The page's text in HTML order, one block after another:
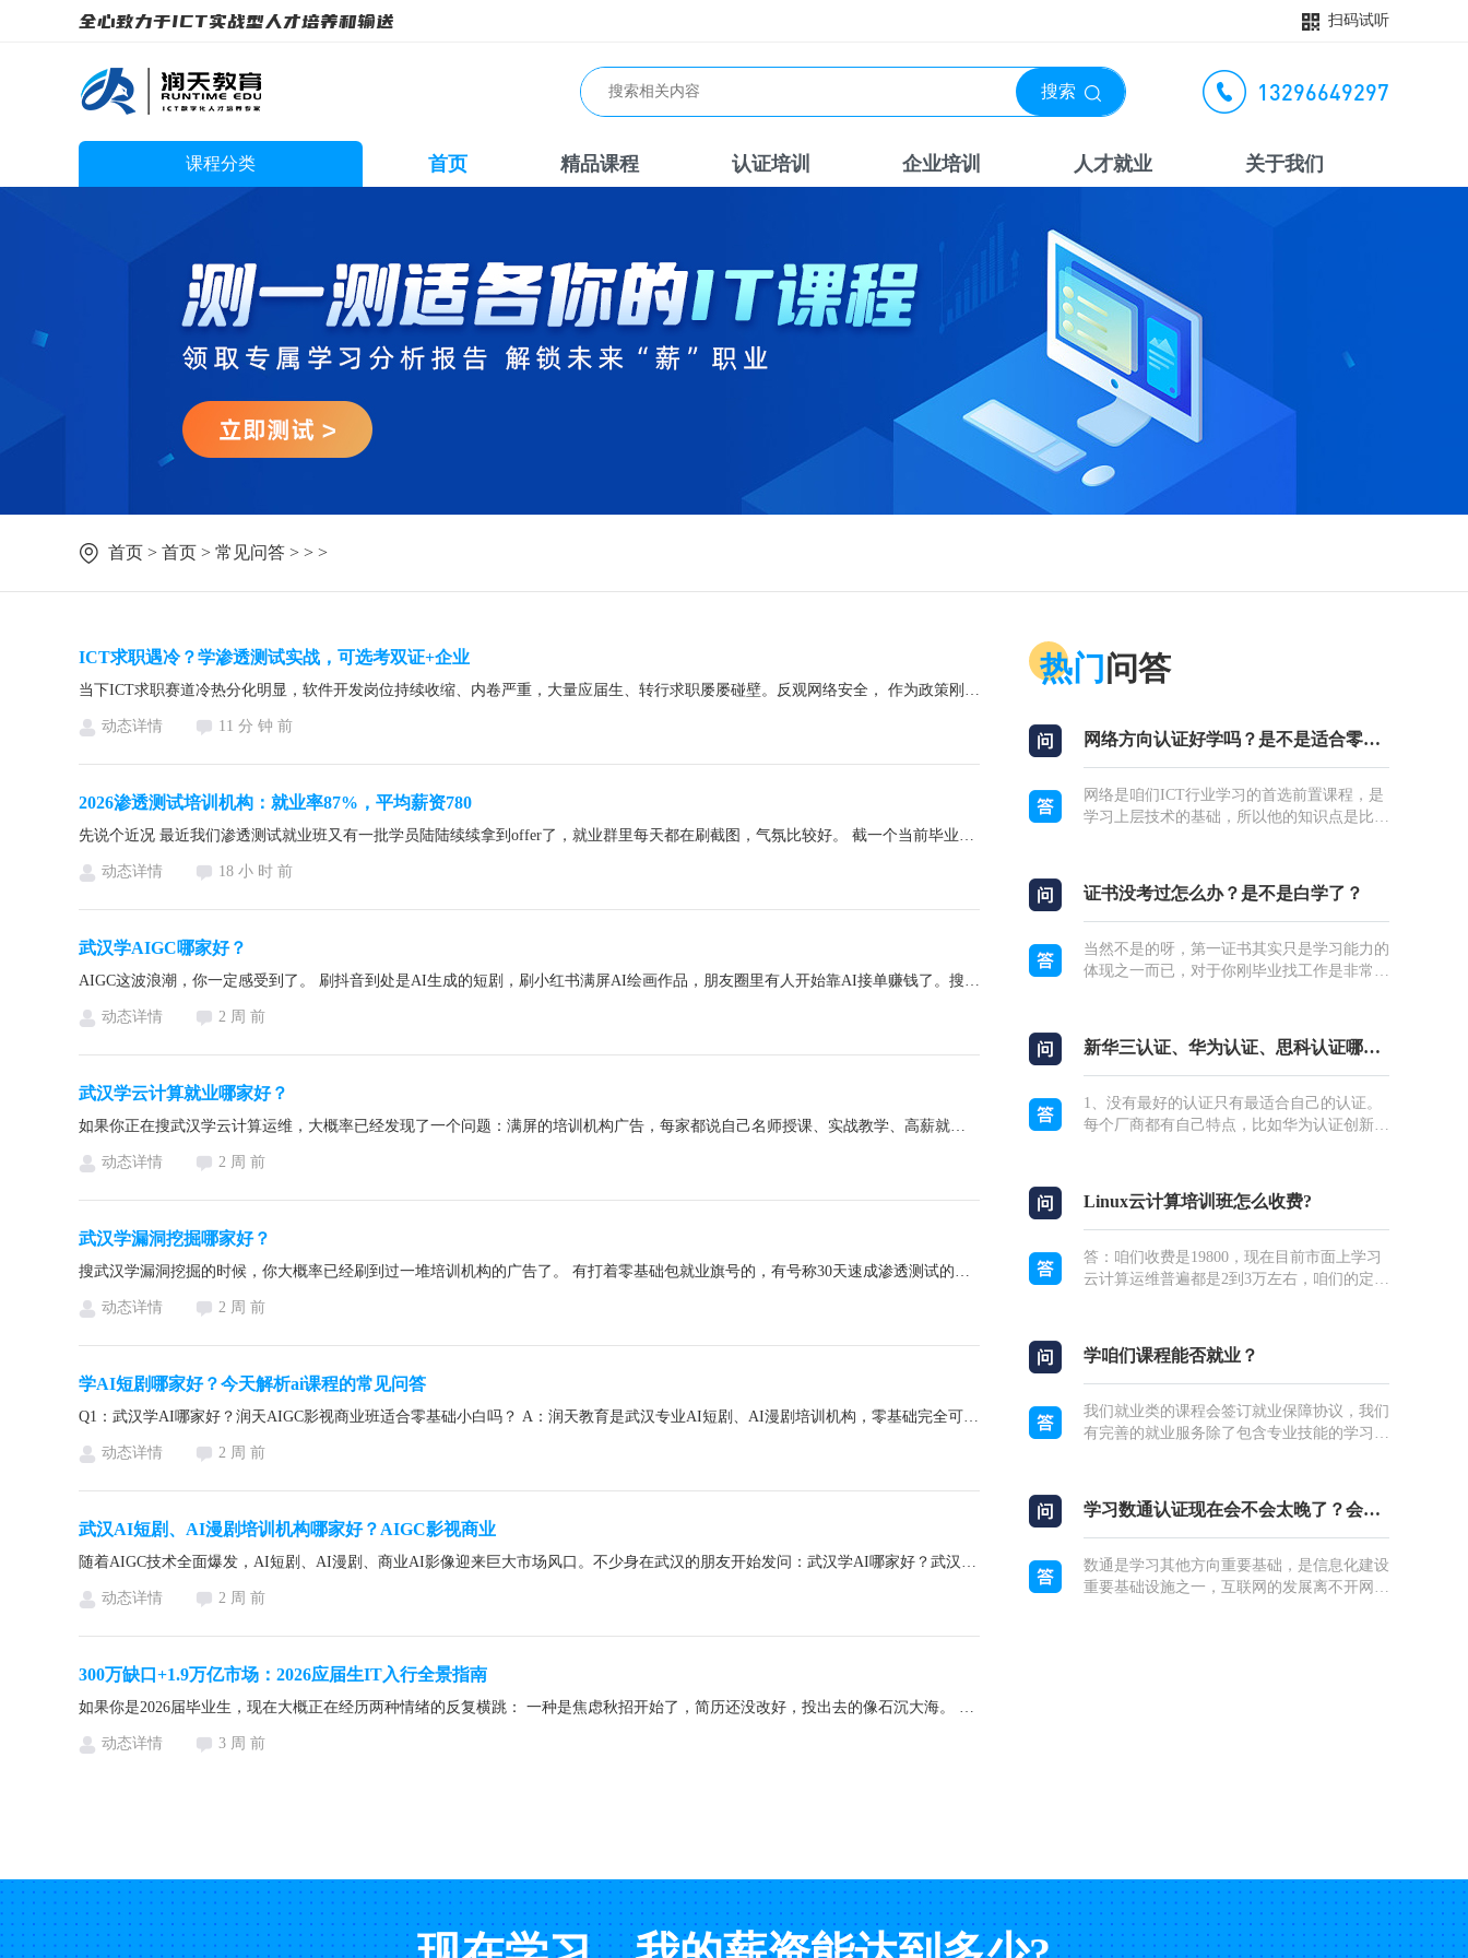
全心致力于ICT实战型人才培养和输送 扫码试听
搜索 13296649297
课程分类 首页 精品课程 认证培训 企业培训 人才就业 关于我们
首页 > 首页 > 常见问答 > > >
ICT求职遇冷？学渗透测试实战，可选考双证+企业
当下ICT求职赛道冷热分化明显，软件开发岗位持续收缩、内卷严重，大量应届生、转行求职屡屡碰壁。反观网络安全， 作为政策刚需赛道，岗位需求稳定且持续增长，其中渗透测试通用...
动态详情 11 分 钟 前
2026渗透测试培训机构：就业率87%，平均薪资780
先说个近况 最近我们渗透测试就业班又有一批学员陆陆续续拿到offer了，就业群里每天都在刷截图，气氛比较好。 截一个当前毕业班的数据： 当前毕业班：32人毕业三周，已就业28人，...
动态详情 18 小 时 前
武汉学AIGC哪家好？
AIGC这波浪潮，你一定感受到了。 刷抖音到处是AI生成的短剧，刷小红书满屏AI绘画作品，朋友圈里有人开始靠AI接单赚钱了。搜武汉学AIGC的人越来越多，但问题也随之而来培训机构如雨...
动态详情 2 周 前
武汉学云计算就业哪家好？
如果你正在搜武汉学云计算运维，大概率已经发现了一个问题：满屏的培训机构广告，每家都说自己名师授课、实战教学、高薪就业，但到底哪家靠谱，根本分不清。 云计算运维这个方...
动态详情 2 周 前
武汉学漏洞挖掘哪家好？
搜武汉学漏洞挖掘的时候，你大概率已经刷到过一堆培训机构的广告了。 有打着零基础包就业旗号的，有号称30天速成渗透测试的，还有把你拉进群先听一节免费课再疯狂推销的。 说实...
动态详情 2 周 前
学AI短剧哪家好？今天解析ai课程的常见问答
Q1：武汉学AI哪家好？润天AIGC影视商业班适合零基础小白吗？ A：润天教育是武汉专业AI短剧、AI漫剧培训机构，零基础完全可以报名。课程不要求美术、剪辑、影视专业功底，从AI提示词...
动态详情 2 周 前
武汉AI短剧、AI漫剧培训机构哪家好？AIGC影视商业
随着AIGC技术全面爆发，AI短剧、AI漫剧、商业AI影像迎来巨大市场风口。不少身在武汉的朋友开始发问：武汉学AI哪家好？武汉AI就业培训哪家好？武汉AI短剧培训机构哪家好？ 市面上A...
动态详情 2 周 前
300万缺口+1.9万亿市场：2026应届生IT入行全景指南
如果你是2026届毕业生，现在大概正在经历两种情绪的反复横跳： 一种是焦虑秋招开始了，简历还没改好，投出去的像石沉大海。 另一种是困惑招聘软件上的岗位看了一圈，好像哪个都...
动态详情 3 周 前
热门 问答
网络方向认证好学吗？是不是适合零基础？
网络是咱们ICT行业学习的首选前置课程，是
学习上层技术的基础，所以他的知识点是比较
并且...
证书没考过怎么办？是不是白学了？
当然不是的呀，第一证书其实只是学习能力的
体现之一而已，对于你刚毕业找工作是非常有
考...
新华三认证、华为认证、思科认证哪个厂商认证
1、没有最好的认证只有最适合自己的认证。
每个厂商都有自己特点，比如华为认证创新力
业；...
Linux云计算培训班怎么收费?
答：咱们收费是19800，现在目前市面上学习
云计算运维普遍都是2到3万左右，咱们的定价
案列的...
学咱们课程能否就业？
我们就业类的课程会签订就业保障协议，我们
有完善的就业服务除了包含专业技能的学习以
提高...
学习数通认证现在会不会太晚了？会不会淘汰？
数通是学习其他方向重要基础，是信息化建设
重要基础设施之一，互联网的发展离不开网络